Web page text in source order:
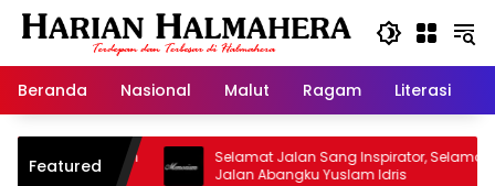
Langsung
Beranda
Nasional Malut Ragam Literasi
Featured
Warisan
Selamat Jalan Sang Inspirator, Selamat
Jalan Abangku Yuslam Idris